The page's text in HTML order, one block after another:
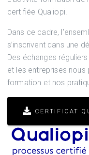
certifiée Qualiopi.
Dans ce cadre,
s’inscrivent dans une
Des échanges
et les entreprises
formation et nos
CERTIFICAT